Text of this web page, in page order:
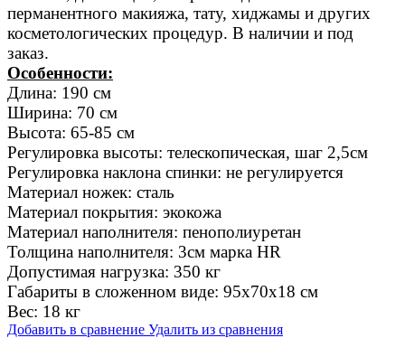
перманентного макияжа, тату, хиджамы и других
косметологических процедур. В наличии и под
заказ.
Особенности:
Длина: 190 см
Ширина: 70 см
Высота: 65-85 см
Регулировка высоты: телескопическая, шаг 2,5см
Регулировка наклона спинки: не регулируется
Материал ножек: сталь
Материал покрытия: экокожа
Материал наполнителя: пенополиуретан
Толщина наполнителя: 3см марка HR
Допустимая нагрузка: 350 кг
Габариты в сложенном виде: 95х70х18 см
Вес: 18 кг
Добавить в сравнение Удалить из сравнения